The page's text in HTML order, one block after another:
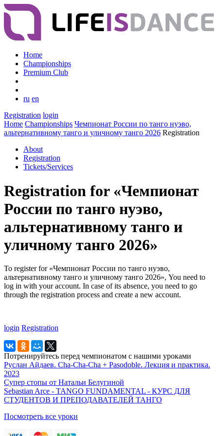
Home
Championships
Premium Club
ru en
Registration login
Home Championships Чемпионат России по танго нуэво,
альтернативному танго и уличному танго 2026 Registration
About
Registration
Tickets/Services
Registration for «Чемпионат
России по танго нуэво,
альтернативному танго и
уличному танго 2026»
To register for «Чемпионат России по танго нуэво,
альтернативному танго и уличному танго 2026», You need to
log in with your account. In case of its absence, you need to go
through the registration process and create a new account.
login Registration
Потренируйтесь перед чемпионатом с нашими уроками
Руслан Айдаев. Cha-Cha-Cha + Pasodoble. Лекция и практика.
2023
Супер стопы от Натальи Белугиной
Sebastian Arce - TANGO FUNDAMENTAL - КУРС ДЛЯ
СТУДЕНТОВ И ПРЕПОДАВАТЕЛЕЙ ТАНГО
Посмотреть все уроки